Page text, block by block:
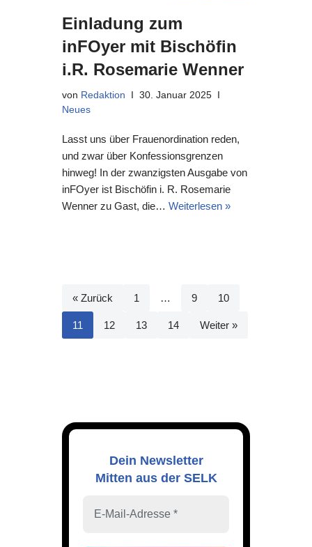
Einladung zum
inFOyer mit Bischöfin
i.R. Rosemarie Wenner
von Redaktion
30. Januar 2025
Neues
Lasst uns über Frauenordination reden,
und zwar über Konfessionsgrenzen
hinweg! In der zwanzigsten Ausgabe von
inFOyer ist Bischöfin i. R. Rosemarie
Wenner zu Gast, die… Weiterlesen »
« Zurück 1 … 9 10
11 12 13 14 Weiter »
Dein Newsletter
Mitten aus der SELK